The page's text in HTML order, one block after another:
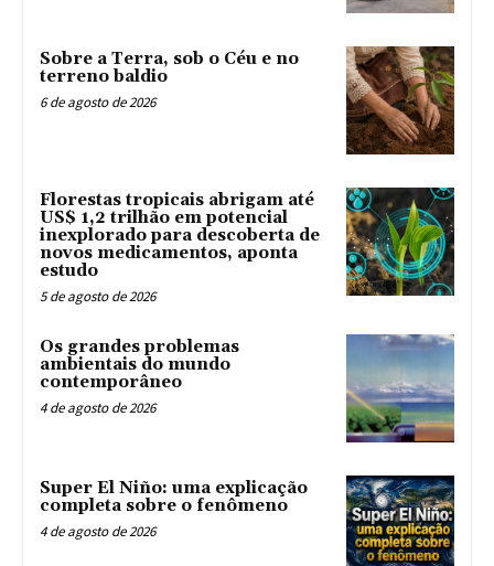
Sobre a Terra, sob o Céu e no
terreno baldio
6 de agosto de 2026
Florestas tropicais abrigam até
US$ 1,2 trilhão em potencial
inexplorado para descoberta de
novos medicamentos, aponta
estudo
5 de agosto de 2026
Os grandes problemas
ambientais do mundo
contemporâneo
4 de agosto de 2026
Super El Niño: uma explicação
completa sobre o fenômeno
4 de agosto de 2026